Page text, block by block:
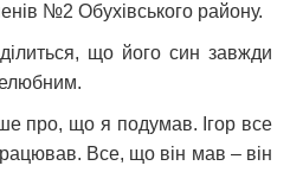
№2 Обухівського району.
що його син завжди
про, що я подумав. Ігор все
Все, що він мав – він